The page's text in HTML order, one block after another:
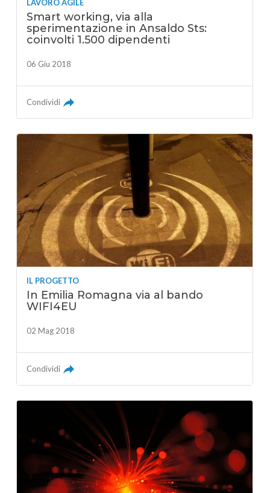
LAVORO AGILE
Smart working, via alla
sperimentazione in Ansaldo Sts:
coinvolti 1.500 dipendenti
06 Giu 2018
Condividi
IL PROGETTO
In Emilia Romagna via al bando
WIFI4EU
02 Mag 2018
Condividi